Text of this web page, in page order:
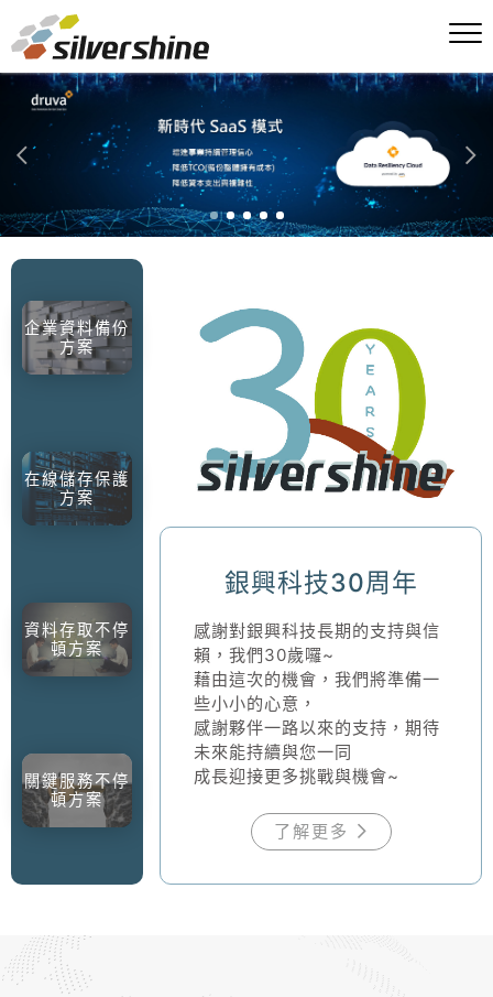
企業資料備份
方案
在線儲存保護
方案
資料存取不停
頓方案
關鍵服務不停
頓方案
銀興科技30周年
感謝對銀興科技長期的支持與信
賴，我們30歲囉~
藉由這次的機會，我們將準備一
些小小的心意，
感謝夥伴一路以來的支持，期待
未來能持續與您一同
成長迎接更多挑戰與機會~
了解更多